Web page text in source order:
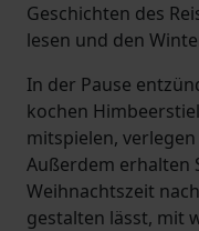
Geschichten des
lesen und den
In der Pause
kochen
mitspielen,
Außerdem erhalten
Weihnachtszeit
gestalten lässt, mit